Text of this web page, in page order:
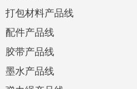
打包材料产品线
配件产品线
胶带产品线
墨水产品线